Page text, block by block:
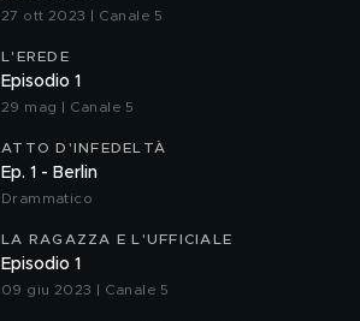
27 ott 2023 | Canale 5
L'EREDE
Episodio 1
29 mag | Canale 5
ATTO D'INFEDELTÀ
Ep. 1 - Berlin
Drammatico
LA RAGAZZA E L'UFFICIALE
Episodio 1
09 giu 2023 | Canale 5